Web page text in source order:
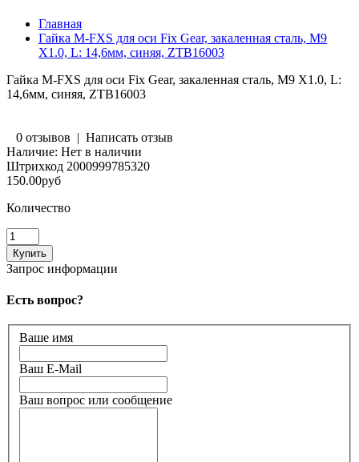
Главная
Гайка M-FXS для оси Fix Gear, закаленная сталь, M9
X1.0, L: 14,6мм, синяя, ZTB16003
Гайка M-FXS для оси Fix Gear, закаленная сталь, M9 X1.0, L:
14,6мм, синяя, ZTB16003
0 отзывов | Написать отзыв
Наличие: Нет в наличии
Штрихкод 2000999785320
150.00руб
Количество
Запрос информации
Есть вопрос?
Ваше имя
Ваш E-Mail
Ваш вопрос или сообщение